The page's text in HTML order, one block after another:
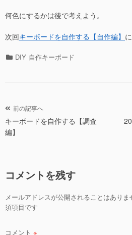
何色にするかは後で考えよう。
次回キーボードを自作する【自作編】
カ DIY 自作キーボード
投
稿
ナ
ー
シ
ョ
前の記事へ
キーボードを自作する【調査
編】
コメントを残す
メールアドレスが公開されることはありま
須項目です
コメント ※